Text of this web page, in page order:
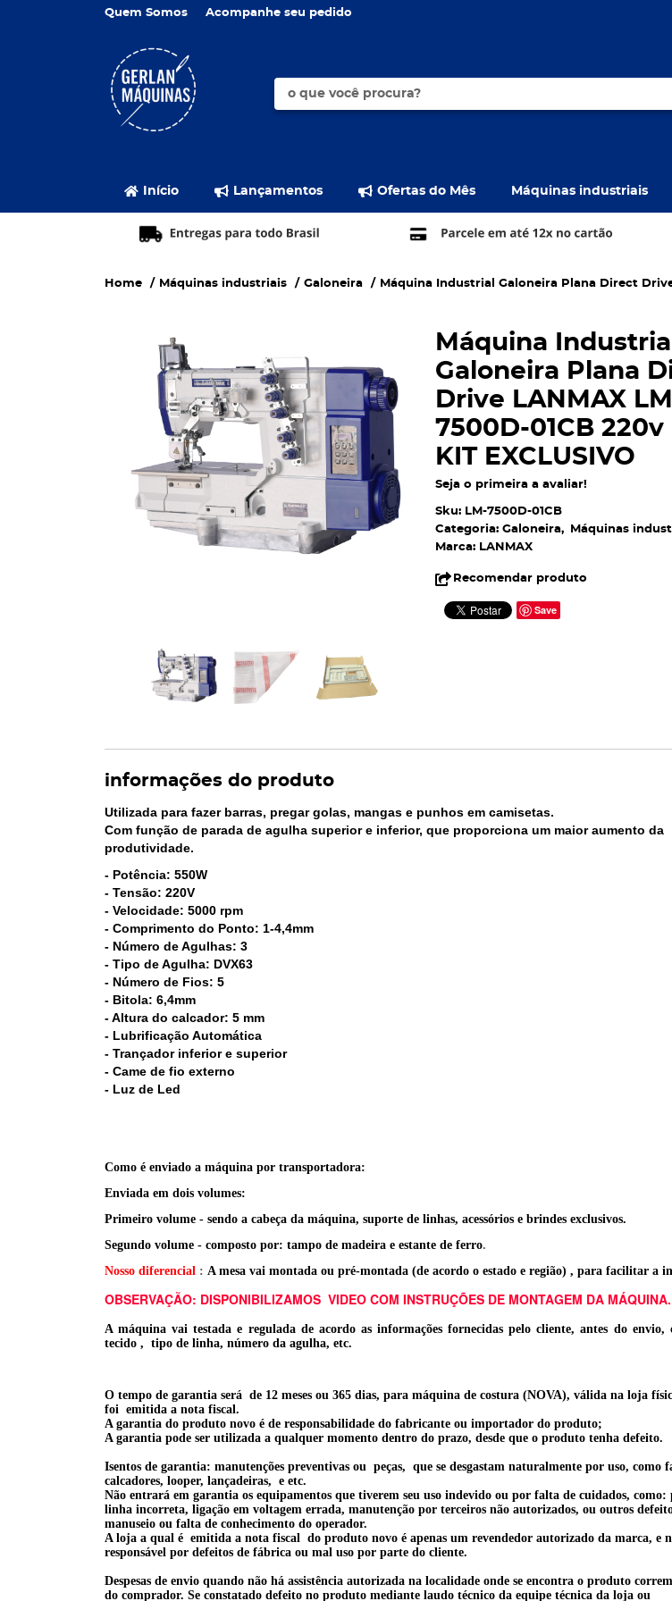
Quem Somos Acompanhe seu pedido
Início Lançamentos Ofertas do Mês Máquinas industriais
Home Máquinas industriais Galoneira Máquina Industrial Galoneira Plana Direct
Máquina Industrial
Galoneira Plana
Drive LANMAX
7500D-01CB 220v
KIT EXCLUSIVO
Seja o primeira a avaliar!
Sku: LM-7500D-01CB
Categoria: Galoneira
Máquinas
Marca: LANMAX
Recomendar produto
Save
informações do produto
Utilizada para fazer barras, pregar golas, mangas e punhos em camisetas.
Com função de parada de agulha superior e inferior, que proporciona um maior aumento da
produtividade.
- Potência: 550W
- Tensão: 220V
- Velocidade: 5000 rpm
- Comprimento do Ponto: 1-4,4mm
- Número de Agulhas: 3
- Tipo de Agulha: DVX63
- Número de Fios: 5
- Bitola: 6,4mm
- Altura do calcador: 5 mm
- Lubrificação Automática
- Trançador inferior e superior
- Came de fio externo
- Luz de Led
Como é enviado a máquina por transportadora:
Enviada em dois volumes:
Primeiro volume - sendo a cabeça da máquina, suporte de linhas, acessórios e brindes exclusivos.
Segundo volume - composto por: tampo de madeira e estante de ferro.
Nosso diferencial : A mesa vai montada ou pré-montada (de acordo o estado e região) , para facilitar a
OBSERVAÇÃO: DISPONIBILIZAMOS VIDEO COM INSTRUÇÕES DE MONTAGEM DA MÁQUINA.
A máquina vai testada e regulada de acordo as informações fornecidas pelo cliente, antes do envio,
tecido , tipo de linha, número da agulha, etc.
O tempo de garantia será de 12 meses ou 365 dias, para máquina de costura (NOVA), válida na loja
foi emitida a nota fiscal.
A garantia do produto novo é de responsabilidade do fabricante ou importador do produto;
A garantia pode ser utilizada a qualquer momento dentro do prazo, desde que o produto tenha defeito.
Isentos de garantia: manutenções preventivas ou peças, que se desgastam naturalmente por uso, como
calcadores, looper, lançadeiras, e etc.
Não entrará em garantia os equipamentos que tiverem seu uso indevido ou por falta de cuidados, como:
linha incorreta, ligação em voltagem errada, manutenção por terceiros não autorizados, ou outros
manuseio ou falta de conhecimento do operador.
A loja a qual é emitida a nota fiscal do produto novo é apenas um revendedor autorizado da marca, e
responsável por defeitos de fábrica ou mal uso por parte do cliente.
Despesas de envio quando não há assistência autorizada na localidade onde se encontra o produto
do comprador. Se constatado defeito no produto mediante laudo técnico da equipe técnica da loja ou